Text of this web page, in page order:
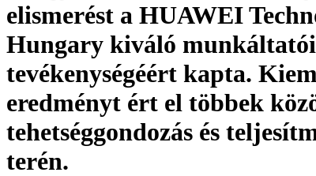
elismerést a HUAWEI
Hungary kiváló munkáltatói
tevékenységéért kapta.
eredményt ért el többek
tehetséggondozás és
terén.